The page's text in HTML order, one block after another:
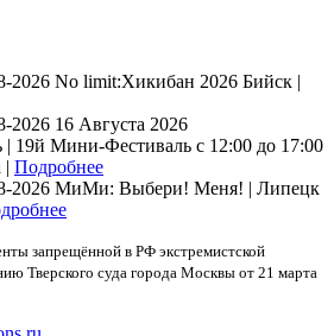
2026 No limit:Хикибан 2026 Бийск |
2026 16 Августа 2026
19й Мини-Фестиваль с 12:00 до 17:00
| Подробнее
2026 МиМи: Выбери! Меня! | Липецк
запрещённой в РФ экстремистской
Тверского суда города Москвы от 21 марта